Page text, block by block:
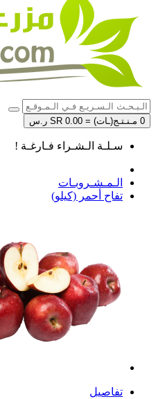
0 مـنـتـج(ـات) = SR 0.00 ر.س
سـلـة الـشـراء فـارغـة !
الـمـشـروبـات
تفاح أحمر (كيلو)
تفاصيل